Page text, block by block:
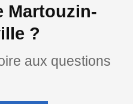
Martouzin-
?
aux questions